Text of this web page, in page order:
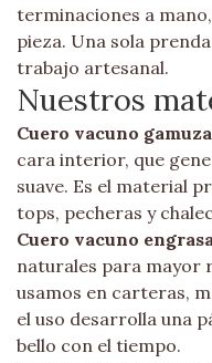
terminaciones a
pieza. Una sola
trabajo artesanal.
Nuestros
Cuero vacuno
cara interior, que
suave. Es el material
tops, pecheras y
Cuero vacuno
naturales para mayor
usamos en carteras,
el uso desarrolla una
bello con el tiempo.